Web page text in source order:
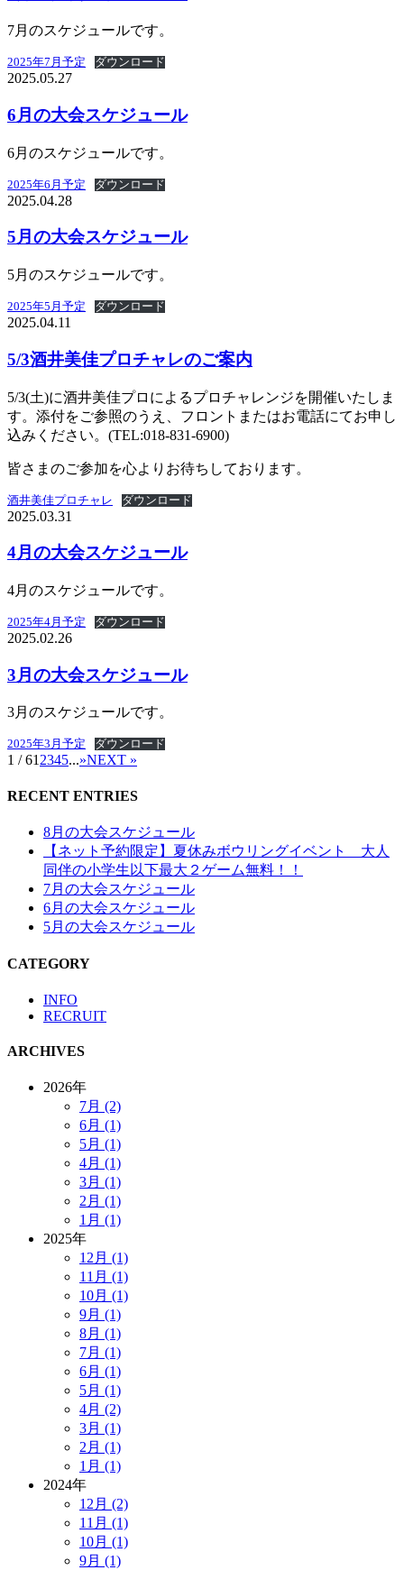
7月のスケジュールです。
2025年7月予定 ダウンロード
2025.05.27
6月の大会スケジュール
6月のスケジュールです。
2025年6月予定 ダウンロード
2025.04.28
5月の大会スケジュール
5月のスケジュールです。
2025年5月予定 ダウンロード
2025.04.11
5/3酒井美佳プロチャレのご案内
5/3(土)に酒井美佳プロによるプロチャレンジを開催いたしま
す。添付をご参照のうえ、フロントまたはお電話にてお申し
込みください。(TEL:018-831-6900)
皆さまのご参加を心よりお待ちしております。
酒井美佳プロチャレ ダウンロード
2025.03.31
4月の大会スケジュール
4月のスケジュールです。
2025年4月予定 ダウンロード
2025.02.26
3月の大会スケジュール
3月のスケジュールです。
2025年3月予定 ダウンロード
1 / 612345...»NEXT »
RECENT ENTRIES
8月の大会スケジュール
【ネット予約限定】夏休みボウリングイベント 大人
同伴の小学生以下最大２ゲーム無料！！
7月の大会スケジュール
6月の大会スケジュール
5月の大会スケジュール
CATEGORY
INFO
RECRUIT
ARCHIVES
2026年
7月 (2)
6月 (1)
5月 (1)
4月 (1)
3月 (1)
2月 (1)
1月 (1)
2025年
12月 (1)
11月 (1)
10月 (1)
9月 (1)
8月 (1)
7月 (1)
6月 (1)
5月 (1)
4月 (2)
3月 (1)
2月 (1)
1月 (1)
2024年
12月 (2)
11月 (1)
10月 (1)
9月 (1)